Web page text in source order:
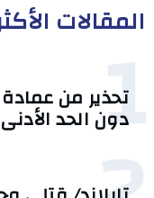
المقالات
1
تحذير من
دون الحد الأدنى